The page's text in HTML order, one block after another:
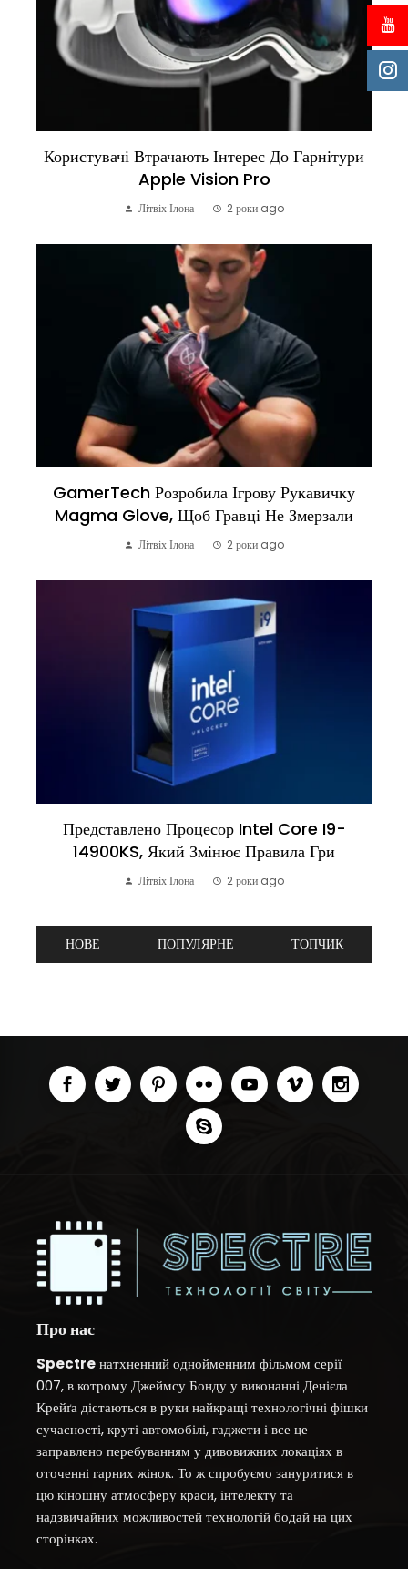
Користувачі Втрачають Інтерес До Гарнітури
Apple Vision Pro
Літвіх Ілона 2 роки ago
GamerTech Розробила Ігрову Рукавичку
Magma Glove, Щоб Гравці Не Змерзали
Літвіх Ілона 2 роки ago
Представлено Процесор Intel Core I9-
14900KS, Який Змінює Правила Гри
Літвіх Ілона 2 роки ago
НОВЕ ПОПУЛЯРНЕ ТОПЧИК
Про нас
Spectreнатхненний однойменним фільмом серії
007, в котрому Джеймсу Бонду у виконанні Денієла
Крейґа дістаються в руки найкращі технологічні фішки
сучасності, круті автомобілі, гаджети і все це
заправлено перебуванням у дивовижних локаціях в
оточенні гарних жінок. То ж спробуємо зануритися в
цю кіношну атмосферу краси, інтелекту та
надзвичайних можливостей технологій бодай на цих
сторінках.